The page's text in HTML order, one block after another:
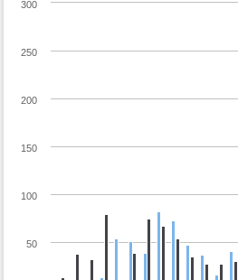
50
100
150
200
250
300